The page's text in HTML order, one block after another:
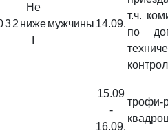
32
Не
нижемужчины 14.09.
т.ч.
по
15.09
-
16.09.
трофи-